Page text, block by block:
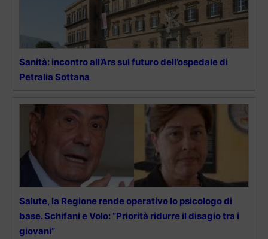
Sanità: incontro all’Ars sul futuro dell’ospedale di
Petralia Sottana
Salute, la Regione rende operativo lo psicologo di
base. Schifani e Volo: “Priorità ridurre il disagio tra i
giovani”